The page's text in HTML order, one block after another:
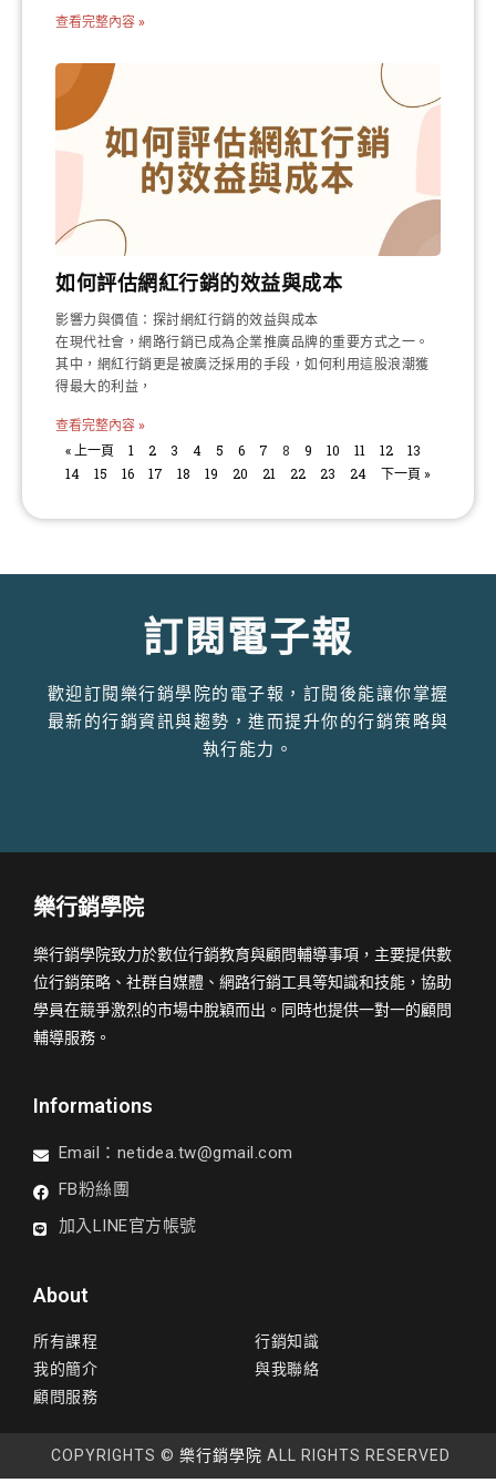
查看完整內容 »
如何評估網紅行銷的效益與成本
影響力與價值：探討網紅行銷的效益與成本
在現代社會，網路行銷已成為企業推廣品牌的重要方式之一。
其中，網紅行銷更是被廣泛採用的手段，如何利用這股浪潮獲
得最大的利益，
查看完整內容 »
« 上一頁 1 2 3 4 5 6 7 8 9 10 11 12
13
14
15 16 17 18 19 20 21 22 23 24 下一頁 »
訂閱電子報
歡迎訂閱樂行銷學院的電子報，訂閱後能讓你掌握
最新的行銷資訊與趨勢，進而提升你的行銷策略與
執行能力。
樂行銷學院
樂行銷學院致力於數位行銷教育與顧問輔導事項，主要提供數
位行銷策略、社群自媒體、網路行銷工具等知識和技能，協助
學員在競爭激烈的市場中脫穎而出。同時也提供一對一的顧問
輔導服務。
Informations
Email： netidea.tw@gmail.com
FB粉絲團
加入LINE官方帳號
About
所有課程
我的簡介
顧問服務
行銷知識
與我聯絡
COPYRIGHTS © 樂行銷學院 ALL RIGHTS RESERVED